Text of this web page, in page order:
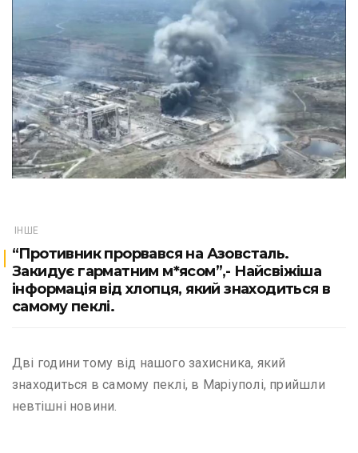
ІНШЕ
“Противник прорвався на Азовсталь.
Закидує гарматним м*ясом”,- Найсвіжіша
інформація від хлопця, який знаходиться в
самому пеклі.
Дві години тому від нашого захисника, який
знаходиться в самому пеклі, в Маріуполі, прийшли
невтішні новини.